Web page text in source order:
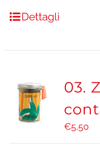
Dettagli
03.
€5,50